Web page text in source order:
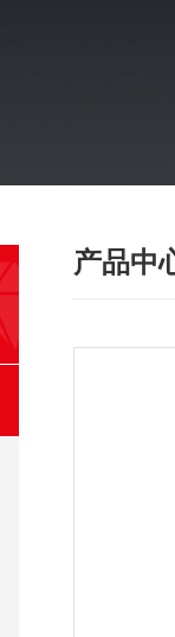
产品中